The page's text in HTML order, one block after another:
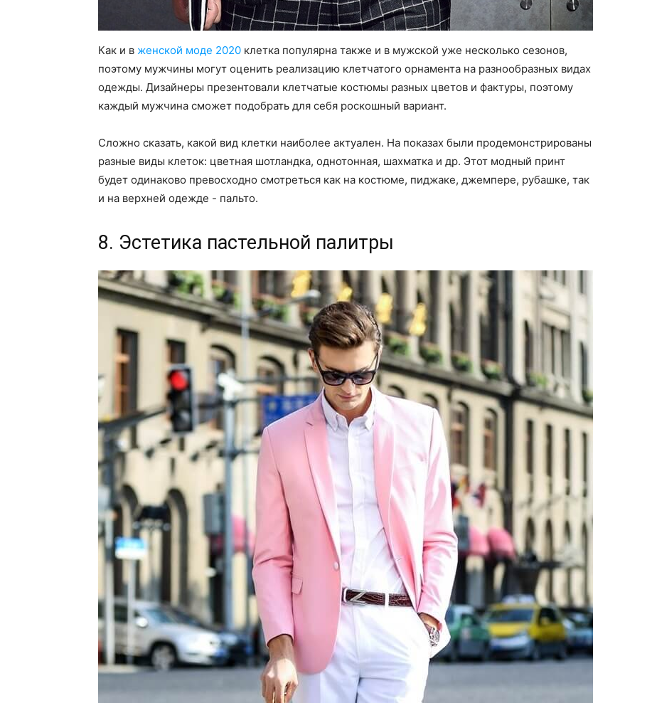
Как и в женской моде 2020 клетка популярна также и в мужской уже несколько сезонов,
поэтому мужчины могут оценить реализацию клетчатого орнамента на разнообразных видах
одежды. Дизайнеры презентовали клетчатые костюмы разных цветов и фактуры, поэтому
каждый мужчина сможет подобрать для себя роскошный вариант.
Сложно сказать, какой вид клетки наиболее актуален. На показах были продемонстрированы
разные виды клеток: цветная шотландка, однотонная, шахматка и др. Этот модный принт
будет одинаково превосходно смотреться как на костюме, пиджаке, джемпере, рубашке, так
и на верхней одежде - пальто.
8. Эстетика пастельной палитры